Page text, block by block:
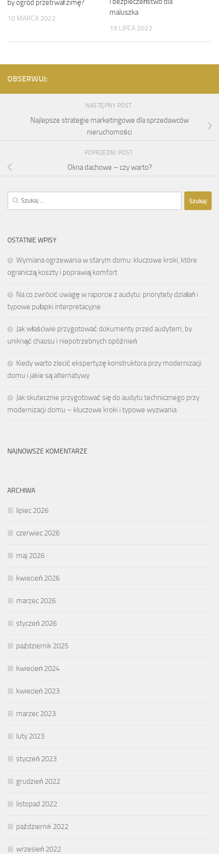
by ogród przetrwał zimę?
10 MARCA 2022
maluszka
19 LIPCA 2022
OBSERWUJ:
NASTĘPNY POST
Najlepsze strategie marketingowe dla sprzedawców
nieruchomości
POPRZEDNI POST
Okna dachowe – czy warto?
Szukaj:
OSTATNIE WPISY
Wymiana ogrzewania w starym domu: kluczowe kroki, które
ograniczą koszty i poprawią komfort
Na co zwrócić uwagę w raporcie z audytu: priorytety działań i
typowe pułapki interpretacyjne
Jak właściwie przygotować dokumenty przed audytem, by
uniknąć chaosu i niepotrzebnych opóźnień
Kiedy warto zlecić ekspertyzę konstruktora przy modernizacji
domu i jakie są alternatywy
Jak skutecznie przygotować się do audytu technicznego przy
modernizacji domu – kluczowe kroki i typowe wyzwania
NAJNOWSZE KOMENTARZE
ARCHIWA
lipiec 2026
czerwiec 2026
maj 2026
kwiecień 2026
marzec 2026
styczeń 2026
październik 2025
kwiecień 2024
kwiecień 2023
marzec 2023
luty 2023
styczeń 2023
grudzień 2022
listopad 2022
październik 2022
wrzesień 2022